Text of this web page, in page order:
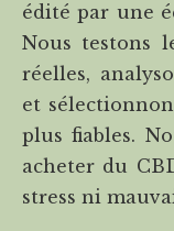
édité par une
Nous testons
réelles,
et
plus fiables.
acheter du
stress ni